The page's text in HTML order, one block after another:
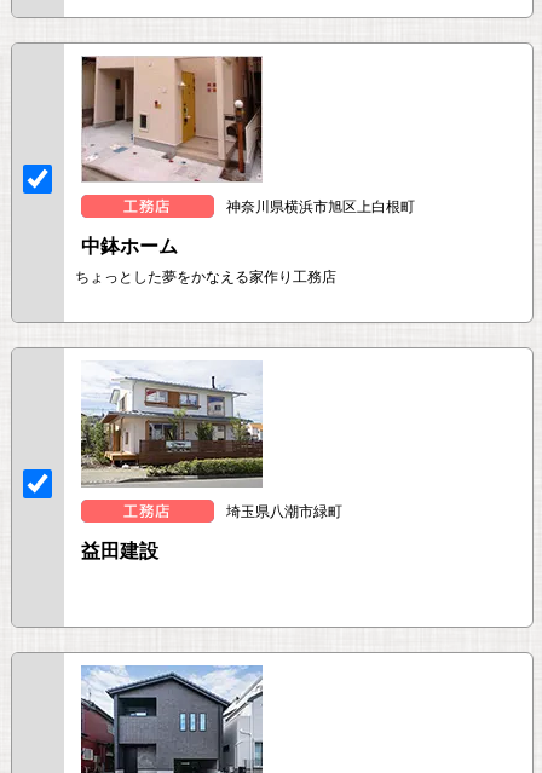
神奈川県横浜市旭区上白根町
中鉢ホーム
ちょっとした夢をかなえる家作り工務店
埼玉県八潮市緑町
益田建設